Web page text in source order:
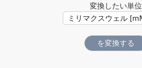
変換したい単位